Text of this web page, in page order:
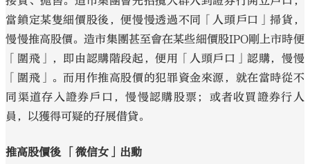
當鎖定某隻細價股後，便慢慢透過不同「人頭戶口」掃貨，
慢慢推高股價。造市集團甚至會在某些細價股IPO剛上市時便
「圍飛」，即由認購階段起，便用「人頭戶口」認購，慢慢
「圍飛」。而用作推高股價的犯罪資金來源，就在當時從不
同渠道存入證券戶口，慢慢認購股票；或者收買證券行人
員，以獲得可疑的孖展借貸。
推高股價後 「微信女」出動